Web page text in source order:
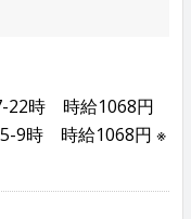
22時 時給1068円
9時 時給1068円 ※